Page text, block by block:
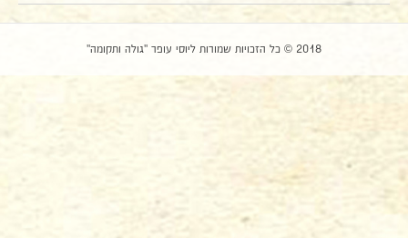
2018 © כל הזכויות שמורות ליוסי עופר "גולה ותקומה"